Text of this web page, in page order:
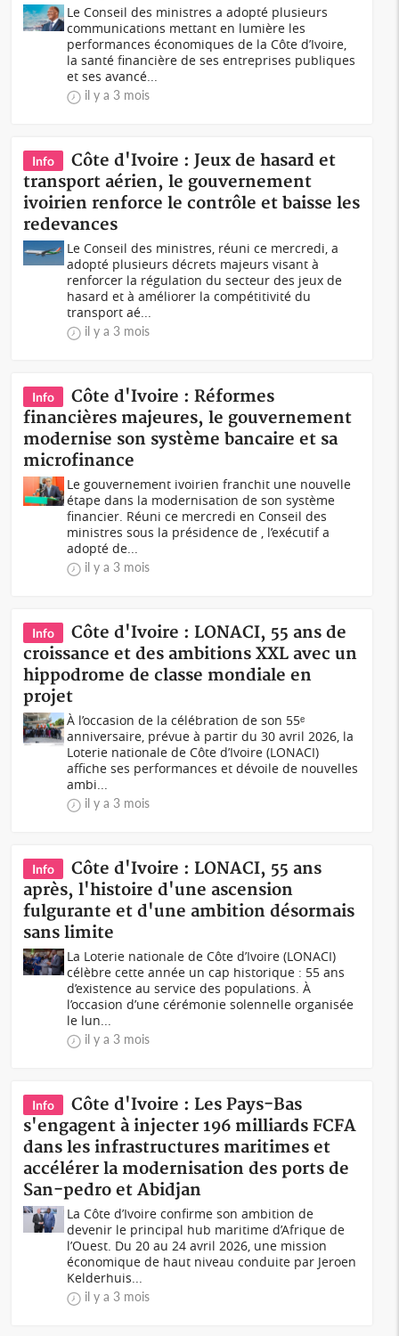
Le Conseil des ministres a adopté plusieurs
communications mettant en lumière les
performances économiques de la Côte d’Ivoire,
la santé financière de ses entreprises publiques
et ses avancé...
il y a 3 mois
Info
Côte d'Ivoire : Jeux de hasard et
transport aérien, le gouvernement
ivoirien renforce le contrôle et baisse les
redevances
Le Conseil des ministres, réuni ce mercredi, a
adopté plusieurs décrets majeurs visant à
renforcer la régulation du secteur des jeux de
hasard et à améliorer la compétitivité du
transport aé...
il y a 3 mois
Info
Côte d'Ivoire : Réformes
financières majeures, le gouvernement
modernise son système bancaire et sa
microfinance
Le gouvernement ivoirien franchit une nouvelle
étape dans la modernisation de son système
financier. Réuni ce mercredi en Conseil des
ministres sous la présidence de , l’exécutif a
adopté de...
il y a 3 mois
Info
Côte d'Ivoire : LONACI, 55 ans de
croissance et des ambitions XXL avec un
hippodrome de classe mondiale en
projet
À l’occasion de la célébration de son 55ᵉ
anniversaire, prévue à partir du 30 avril 2026, la
Loterie nationale de Côte d’Ivoire (LONACI)
affiche ses performances et dévoile de nouvelles
ambi...
il y a 3 mois
Info
Côte d'Ivoire : LONACI, 55 ans
après, l'histoire d'une ascension
fulgurante et d'une ambition désormais
sans limite
La Loterie nationale de Côte d’Ivoire (LONACI)
célèbre cette année un cap historique : 55 ans
d’existence au service des populations. À
l’occasion d’une cérémonie solennelle organisée
le lun...
il y a 3 mois
Info
Côte d'Ivoire : Les Pays-Bas
s'engagent à injecter 196 milliards FCFA
dans les infrastructures maritimes et
accélérer la modernisation des ports de
San-pedro et Abidjan
La Côte d’Ivoire confirme son ambition de
devenir le principal hub maritime d’Afrique de
l’Ouest. Du 20 au 24 avril 2026, une mission
économique de haut niveau conduite par Jeroen
Kelderhuis...
il y a 3 mois